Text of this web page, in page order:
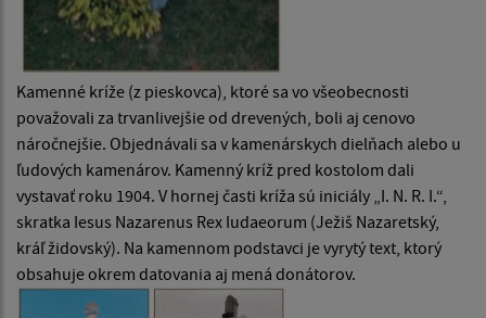
Kamenné kríže (z pieskovca), ktoré sa vo všeobecnosti
považovali za trvanlivejšie od drevených, boli aj cenovo
náročnejšie. Objednávali sa v kamenárskych dielňach alebo u
ľudových kamenárov. Kamenný kríž pred kostolom dali
vystavať roku 1904. V hornej časti kríža sú iniciály „I. N. R. I.“,
skratka Iesus Nazarenus Rex Iudaeorum (Ježiš Nazaretský,
kráľ židovský). Na kamennom podstavci je vyrytý text, ktorý
obsahuje okrem datovania aj mená donátorov.